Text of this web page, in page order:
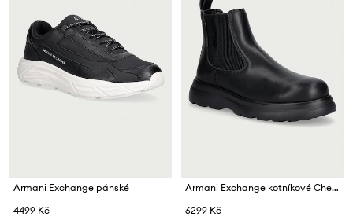
Armani Exchange pánské
4499 Kč
Armani Exchange kotníkové Chelsea boty
6299 Kč